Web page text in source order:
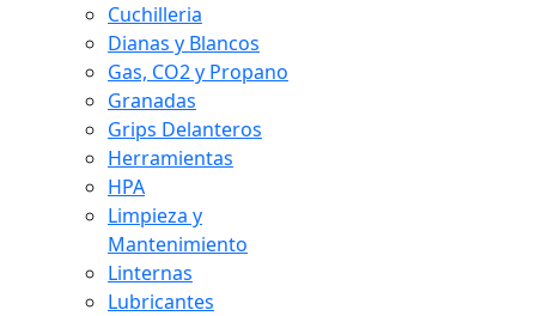
Cuchilleria
Dianas y Blancos
Gas, CO2 y Propano
Granadas
Grips Delanteros
Herramientas
HPA
Limpieza y
Mantenimiento
Linternas
Lubricantes